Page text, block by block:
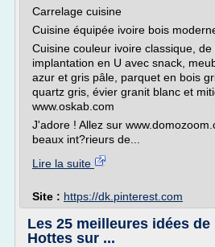
Carrelage cuisine
Cuisine équipée ivoire bois
Cuisine couleur ivoire classique, de
implantation en U avec snack,
azur et gris pâle, parquet en bois
quartz gris, évier granit blanc et
www.oskab.com
J'adore ! Allez sur
beaux int?rieurs de...
Lire la suite
Site : https://dk.pinterest.com
Les 25 meilleures idées
Hottes sur ...